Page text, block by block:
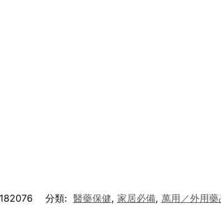
分類: 醫藥保健, 家居必備, 萬用／外用藥